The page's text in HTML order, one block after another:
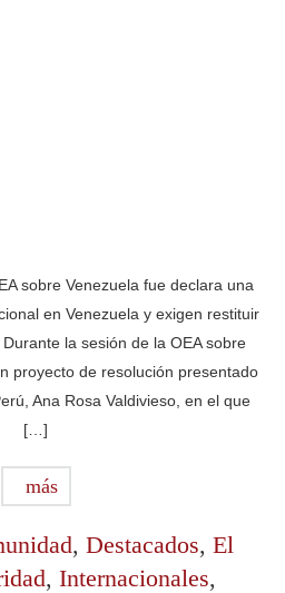
sobre Venezuela fue declara una
en Venezuela y exigen restituir
la sesión de la OEA sobre
proyecto de resolución presentado
Ana Rosa Valdivieso, en el que
[…]
más
, Destacados, El
, Internacionales,